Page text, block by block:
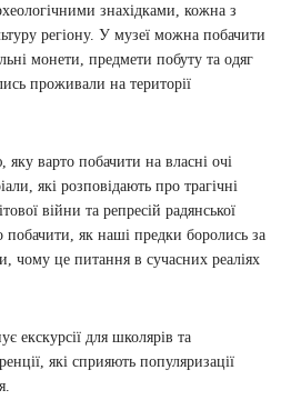
знахідками, кожна з
регіону. У музеї можна побачити
монети, предмети побуту та одяг
проживали на території
варто побачити на власні очі
які розповідають про трагічні
війни та репресій радянської
як наші предки боролись за
чому це питання в сучасних реаліях
екскурсії для школярів та
які сприяють популяризації